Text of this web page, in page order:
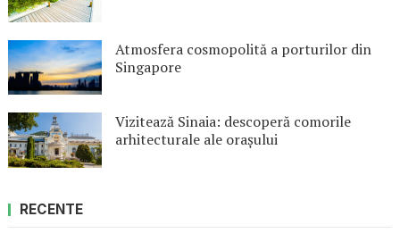
Atmosfera cosmopolită a porturilor din
Singapore
Vizitează Sinaia: descoperă comorile
arhitecturale ale orașului
RECENTE